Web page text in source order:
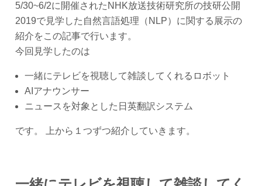
5/30~6/2に開催されたNHK放送技術研究所の技研公開
2019で見学した自然言語処理（NLP）に関する展示の
紹介をこの記事で行います。
今回見学したのは
一緒にテレビを視聴して雑談してくれるロボット
AIアナウンサー
ニュースを対象とした日英翻訳システム
です。 上から１つずつ紹介していきます。